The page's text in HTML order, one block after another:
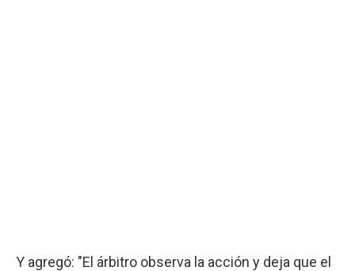
Y agregó: "El árbitro observa la acción y deja que el